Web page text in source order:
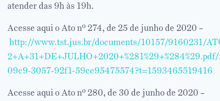
atender das 9h às 19h.
Acesse aqui o Ato nº 274, de 25 de junho de 2020 –
http://www.tst.jus.br/documents/10157/9160231/
09c9-3057-92f1-59ce95475574?t=1593465519416
Acesse aqui o Ato nº 280, de 30 de junho de 2020 –